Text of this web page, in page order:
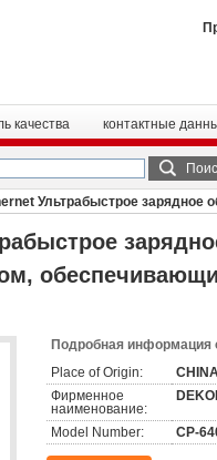
качества контактные
Ультрабыстрое
Подробная информация
Place of Origin:
Фирменное
наименование:
Model Number: CP-